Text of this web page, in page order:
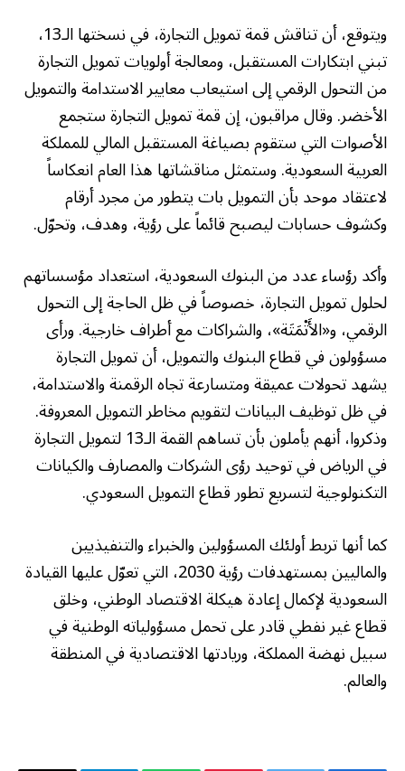
ويتوقع، أن تناقش قمة تمويل التجارة، في نسختها الـ13،
تبني ابتكارات المستقبل، ومعالجة أولويات تمويل التجارة
من التحول الرقمي إلى استيعاب معايير الاستدامة والتمويل
الأخضر. وقال مراقبون، إن قمة تمويل التجارة ستجمع
الأصوات التي ستقوم بصياغة المستقبل المالي للمملكة
العربية السعودية. وستمثل مناقشاتها هذا العام انعكاساً
لاعتقاد موحد بأن التمويل بات يتطور من مجرد أرقام
وكشوف حسابات ليصبح قائماً على رؤية، وهدف، وتحوّل.
وأكد رؤساء عدد من البنوك السعودية، استعداد مؤسساتهم
لحلول تمويل التجارة، خصوصاً في ظل الحاجة إلى التحول
الرقمي، و«الأَتْمَتَة»، والشراكات مع أطراف خارجية. ورأى
مسؤولون في قطاع البنوك والتمويل، أن تمويل التجارة
يشهد تحولات عميقة ومتسارعة تجاه الرقمنة والاستدامة،
في ظل توظيف البيانات لتقويم مخاطر التمويل المعروفة.
وذكروا، أنهم يأملون بأن تساهم القمة الـ13 لتمويل التجارة
في الرياض في توحيد رؤى الشركات والمصارف والكيانات
التكنولوجية لتسريع تطور قطاع التمويل السعودي.
كما أنها تربط أولئك المسؤولين والخبراء والتنفيذيين
والماليين بمستهدفات رؤية 2030، التي تعوّل عليها القيادة
السعودية لإكمال إعادة هيكلة الاقتصاد الوطني، وخلق
قطاع غير نفطي قادر على تحمل مسؤولياته الوطنية في
سبيل نهضة المملكة، وريادتها الاقتصادية في المنطقة
والعالم.